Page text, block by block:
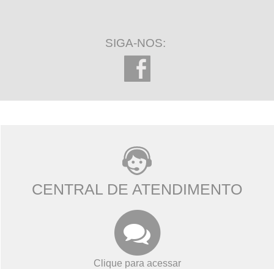
SIGA-NOS:
CENTRAL DE ATENDIMENTO
Clique para acessar